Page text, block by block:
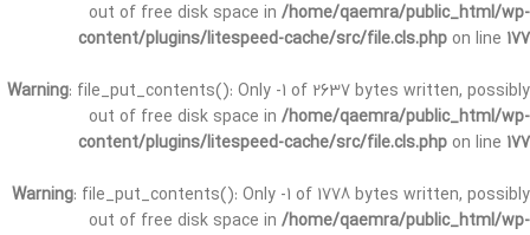
out of free disk space in /home/qaemra/public_html/wp-
content/plugins/litespeed-cache/src/file.cls.php on line 177
Warning: file_put_contents(): Only -1 of 2637 bytes written, possibly
out of free disk space in /home/qaemra/public_html/wp-
content/plugins/litespeed-cache/src/file.cls.php on line 177
Warning: file_put_contents(): Only -1 of 1778 bytes written, possibly
out of free disk space in /home/qaemra/public_html/wp-